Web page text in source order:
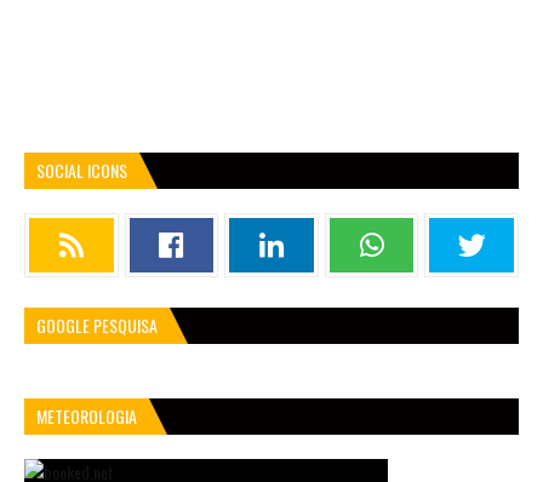
SOCIAL ICONS
GOOGLE PESQUISA
METEOROLOGIA